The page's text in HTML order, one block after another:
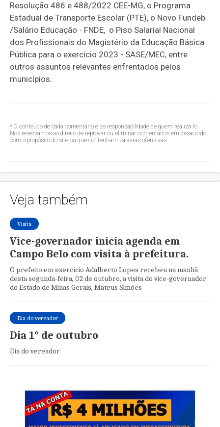
Resolução 486 e 488/2022 CEE-MG, o Programa
Estadual de Transporte Escolar (PTE), o Novo Fundeb
/Salário Educação - FNDE, o Piso Salarial Nacional
dos Profissionais do Magistério da Educação Básica
Pública para o exercício 2023 - SASE/MEC, entre
outros assuntos relevantes enfrentados pelos
municípios.
* O conteúdo de cada comentário é de responsabilidade de quem realizá-lo.
Nos reservamos ao direito de reprovar ou eliminar comentários em desacordo
com o propósito do site ou que contenham palavras ofensivas.
Veja também
Visita
Vice-governador inicia agenda em
Campo Belo com visita à prefeitura.
O prefeito em exercício Adalberto Lopes recebeu na manhã
desta segunda-feira, 02 de outubro, a visita do vice-governador
do Estado de Minas Gerais, Mateus Simões
Dia do vereador
Dia 1° de outubro
Dia do vereador